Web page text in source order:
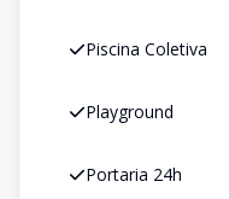
Piscina Coletiva
Playground
Portaria 24h